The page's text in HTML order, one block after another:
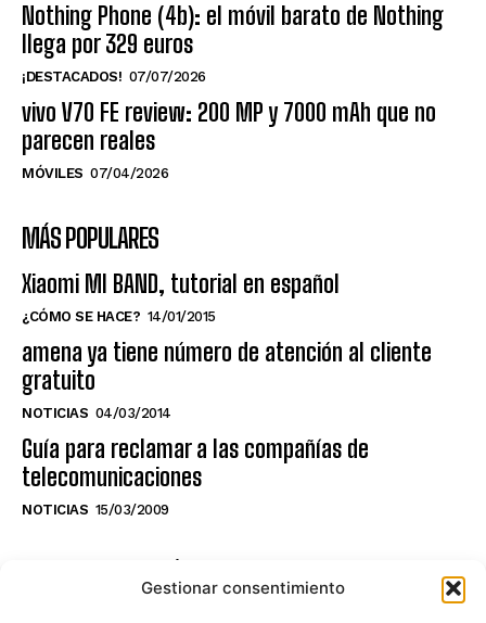
Gestionar consentimiento
Nothing Phone (4b): el móvil barato de Nothing
llega por 329 euros
¡DESTACADOS! 07/07/2026
vivo V70 FE review: 200 MP y 7000 mAh que no
parecen reales
MÓVILES 07/04/2026
MÁS POPULARES
Xiaomi MI BAND, tutorial en español
¿CÓMO SE HACE? 14/01/2015
amena ya tiene número de atención al cliente
gratuito
NOTICIAS 04/03/2014
Guía para reclamar a las compañías de
telecomunicaciones
NOTICIAS 15/03/2009
NO TE PIERDAS LO ÚLTIMO DEL CANAL